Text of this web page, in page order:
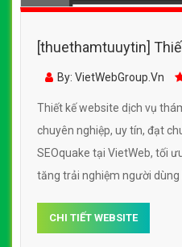
[thuethamtuuytin]
thám tử Hà Nội 1 đẹp
By: VietWebGroup.Vn
Thiết kế website dịch vụ
chuyên nghiệp, uy tín, đạt
SEOquake tại VietWeb, tối
tăng trải nghiệm người dùng
CHI TIẾT WEBSITE